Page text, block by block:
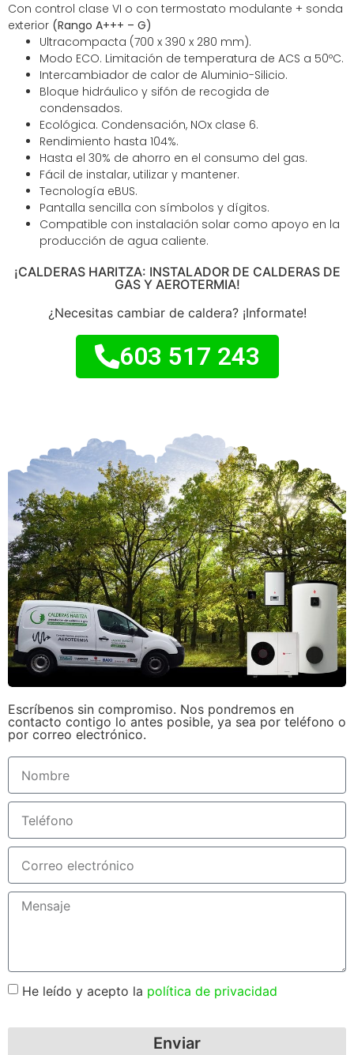
Con control clase VI o con termostato modulante + sonda
exterior (Rango A+++ – G)
Ultracompacta (700 x 390 x 280 mm).
Modo ECO. Limitación de temperatura de ACS a 50ºC.
Intercambiador de calor de Aluminio-Silicio.
Bloque hidráulico y sifón de recogida de
condensados.
Ecológica. Condensación, NOx clase 6.
Rendimiento hasta 104%.
Hasta el 30% de ahorro en el consumo del gas.
Fácil de instalar, utilizar y mantener.
Tecnología eBUS.
Pantalla sencilla con símbolos y dígitos.
Compatible con instalación solar como apoyo en la
producción de agua caliente.
¡CALDERAS HARITZA: INSTALADOR DE CALDERAS DE
GAS Y AEROTERMIA!
¿Necesitas cambiar de caldera? ¡Informate!
603 517 243
Escríbenos sin compromiso. Nos pondremos en
contacto contigo lo antes posible, ya sea por teléfono o
por correo electrónico.
He leído y acepto la política de privacidad
Enviar